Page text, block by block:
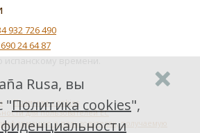
932 726 490
24 64 87
Политика cookies
для пользователей ЕС
о пользователях, получаемую
Rusa, вы
"Политика cookies",